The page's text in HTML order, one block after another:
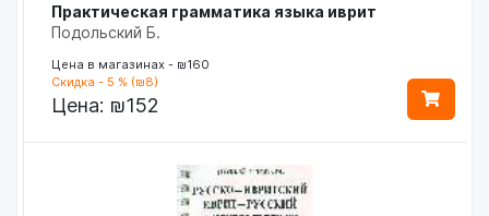
Практическая грамматика языка иврит
Подольский Б.
Цена в магазинах - ₪160
Скидка - 5 % (₪8)
Цена: ₪152